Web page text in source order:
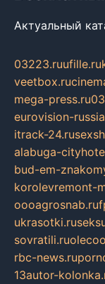
Актуальный
03223.ruufille.ru
veetbox.ru
mega-press.ru
eurovision-
itrack-24.ru
alabuga-
bud-em-
korolevremont-
oooagrosnab.ru
ukrasotki.ru
sovratili.ru
rbc-news.ru
13autor-